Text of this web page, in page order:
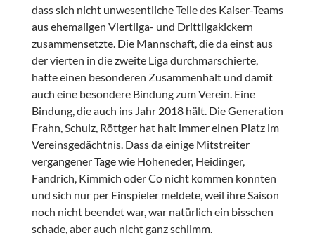
dass sich nicht unwesentliche Teile des Kaiser-Teams
aus ehemaligen Viertliga- und Drittligakickern
zusammensetzte. Die Mannschaft, die da einst aus
der vierten in die zweite Liga durchmarschierte,
hatte einen besonderen Zusammenhalt und damit
auch eine besondere Bindung zum Verein. Eine
Bindung, die auch ins Jahr 2018 hält. Die Generation
Frahn, Schulz, Röttger hat halt immer einen Platz im
Vereinsgedächtnis. Dass da einige Mitstreiter
vergangener Tage wie Hoheneder, Heidinger,
Fandrich, Kimmich oder Co nicht kommen konnten
und sich nur per Einspieler meldete, weil ihre Saison
noch nicht beendet war, war natürlich ein bisschen
schade, aber auch nicht ganz schlimm.